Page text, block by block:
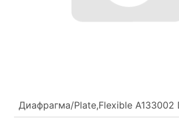
Диафрагма/Plate,Flexible A133002